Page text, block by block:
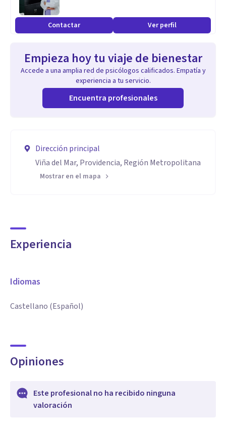
Contactar Ver perfil
Empieza hoy tu viaje de bienestar
Accede a una amplia red de psicólogos calificados. Empatía y
experiencia a tu servicio.
Encuentra profesionales
Dirección principal
Viña del Mar, Providencia, Región Metropolitana
Mostrar en el mapa
Experiencia
Idiomas
Castellano (Español)
Opiniones
Este profesional no ha recibido ninguna
valoración